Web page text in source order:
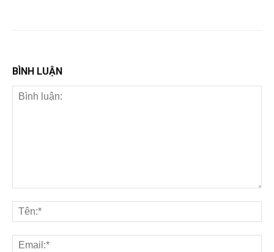
BÌNH LUẬN